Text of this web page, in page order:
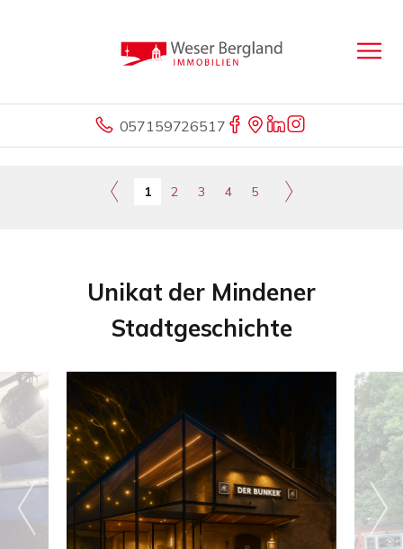
057159726517
1 2 3 4 5
Unikat der Mindener
Stadtgeschichte